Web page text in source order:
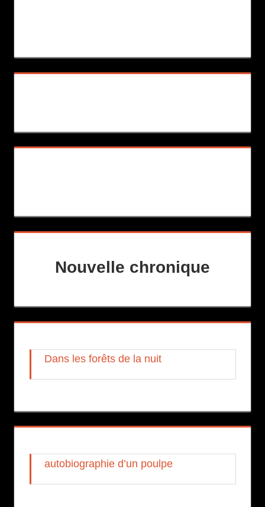
Nouvelle chronique
Dans les forêts de la nuit
autobiographie d’un poulpe